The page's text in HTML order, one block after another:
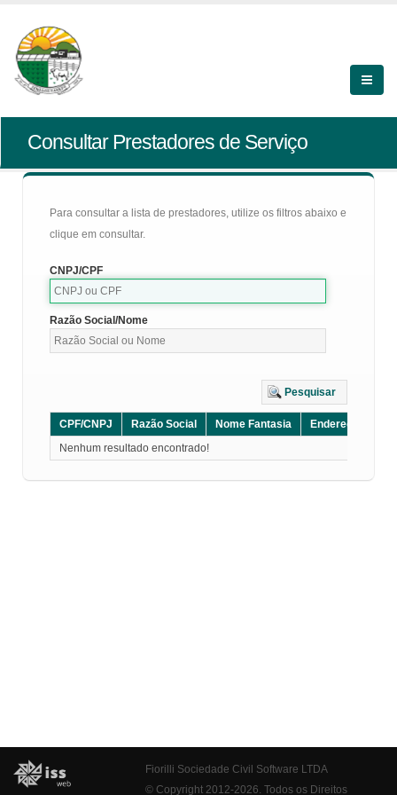
Consultar Prestadores de Serviço
Para consultar a lista de prestadores, utilize os filtros abaixo e
clique em consultar.
CNPJ/CPF
Razão Social/Nome
Pesquisar
CPF/CNPJ Razão Social Nome Fantasia Endereço
Nenhum resultado encontrado!
Fiorilli Sociedade Civil Software LTDA
© Copyright 2012-2026. Todos os Direitos